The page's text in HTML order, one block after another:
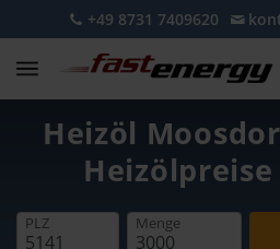
+49 8731 7409620
Heizöl
Heizölpreise
PLZ Menge